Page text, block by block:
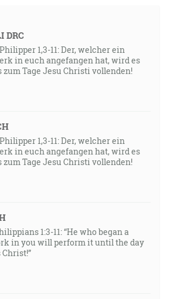
DRC
1,3-11: Der, welcher ein
in euch angefangen hat, wird es
zum Tage Jesu Christi vollenden!
1,3-11: Der, welcher ein
in euch angefangen hat, wird es
zum Tage Jesu Christi vollenden!
1:3-11: “He who began a
in you will perform it until the day